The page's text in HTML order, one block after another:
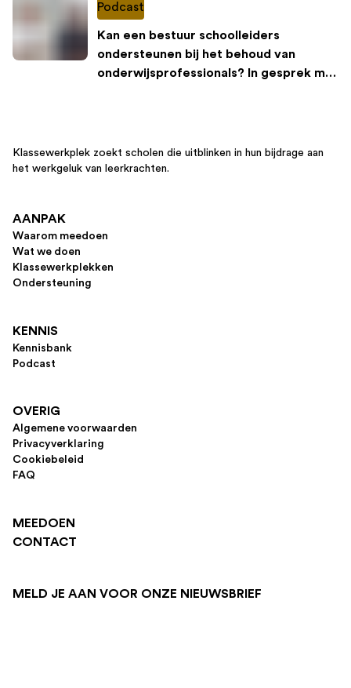
Podcast
Kan een bestuur schoolleiders
ondersteunen bij het behoud van
onderwijsprofessionals? In gesprek met
Klassewerkplek zoekt scholen die uitblinken in hun bijdrage aan
het werkgeluk van leerkrachten.
AANPAK
Waarom meedoen
Wat we doen
Klassewerkplekken
Ondersteuning
KENNIS
Kennisbank
Podcast
OVERIG
Algemene voorwaarden
Privacyverklaring
Cookiebeleid
FAQ
MEEDOEN
CONTACT
MELD JE AAN VOOR ONZE NIEUWSBRIEF